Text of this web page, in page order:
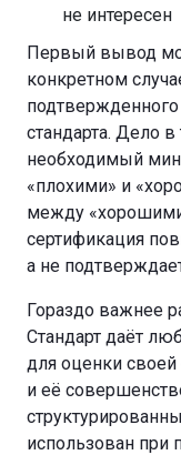
не интересен
Первый вывод
конкретном
стандарта. Дело в
необходимый
«плохими» и
между
сертификация
а не
Гораздо важнее
Стандарт даёт
для оценки
и её
использован при